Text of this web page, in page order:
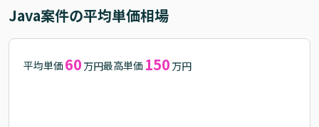
Java案件の平均単価相場
平均単価 60 万円最高単価 150 万円